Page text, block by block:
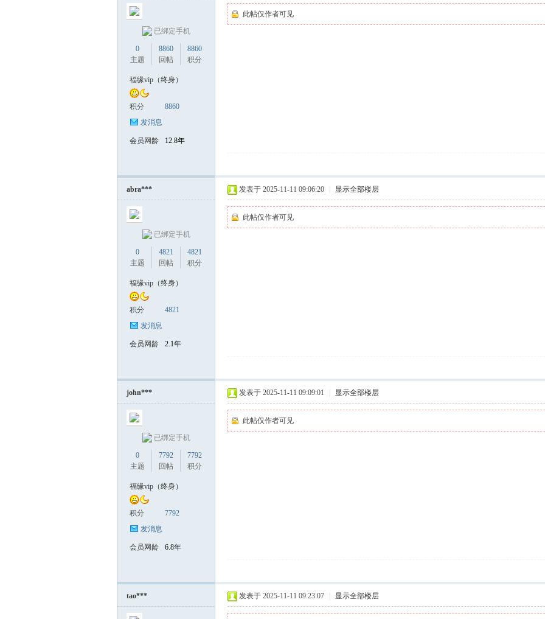
已绑定手机
0
主题
8860
回帖
8860
积分
福缘vip（终身）
积分
8860
发消息
会员网龄 12.8年
此帖仅作者可见
abra***
已绑定手机
0
主题
4821
回帖
4821
积分
福缘vip（终身）
积分
4821
发消息
会员网龄 2.1年
发表于 2025-11-11 09:06:20 显示全部楼层
此帖仅作者可见
john***
已绑定手机
0
主题
7792
回帖
7792
积分
福缘vip（终身）
积分
7792
发消息
会员网龄 6.8年
发表于 2025-11-11 09:09:01 显示全部楼层
此帖仅作者可见
tao*** 发表于 2025-11-11 09:23:07 显示全部楼层